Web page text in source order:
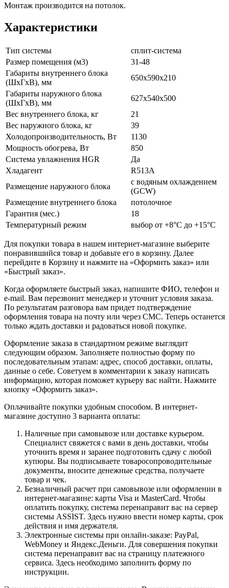
Монтаж производится на потолок.
Характеристики
Тип системы
сплит-система
Размер помещения (м3)
31-48
Габариты внутреннего блока
(ШxГxВ), мм
650x590x210
Габариты наружного блока
(ШxГxВ), мм
627x540x500
Вес внутреннего блока, кг
21
Вес наружного блока, кг
39
Холодопроизводительность, Вт
1130
Мощность обогрева, Вт
850
Система увлажнения HGR
Да
Хладагент
R513A
Размещение наружного блока
с водяным охлаждением
(GCW)
Размещение внутреннего блока
потолочное
Гарантия (мес.)
18
Температурный режим
выбор от +8°C до +15°C
Для покупки товара в нашем интернет-магазине выберите
понравившийся товар и добавьте его в корзину. Далее
перейдите в Корзину и нажмите на «Оформить заказ» или
«Быстрый заказ».
Когда оформляете быстрый заказ, напишите ФИО, телефон и
e-mail. Вам перезвонит менеджер и уточнит условия заказа.
По результатам разговора вам придет подтверждение
оформления товара на почту или через СМС. Теперь останется
только ждать доставки и радоваться новой покупке.
Оформление заказа в стандартном режиме выглядит
следующим образом. Заполняете полностью форму по
последовательным этапам: адрес, способ доставки, оплаты,
данные о себе. Советуем в комментарии к заказу написать
информацию, которая поможет курьеру вас найти. Нажмите
кнопку «Оформить заказ».
Оплачивайте покупки удобным способом. В интернет-
магазине доступно 3 варианта оплаты:
Наличные при самовывозе или доставке курьером.
Специалист свяжется с вами в день доставки, чтобы
уточнить время и заранее подготовить сдачу с любой
купюры. Вы подписываете товаросопроводительные
документы, вносите денежные средства, получаете
товар и чек.
Безналичный расчет при самовывозе или оформлении в
интернет-магазине: карты Visa и MasterCard. Чтобы
оплатить покупку, система перенаправит вас на сервер
системы ASSIST. Здесь нужно ввести номер карты, срок
действия и имя держателя.
Электронные системы при онлайн-заказе: PayPal,
WebMoney и Яндекс.Деньги. Для совершения покупки
система перенаправит вас на страницу платежного
сервиса. Здесь необходимо заполнить форму по
инструкции.